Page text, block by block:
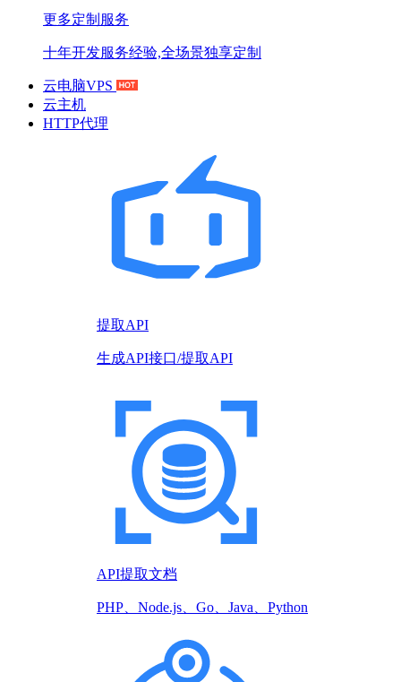
更多定制服务
十年开发服务经验,全场景独享定制
云电脑VPS
云主机
HTTP代理
提取API
生成API接口/提取API
API提取文档
PHP、Node.js、Go、Java、Python